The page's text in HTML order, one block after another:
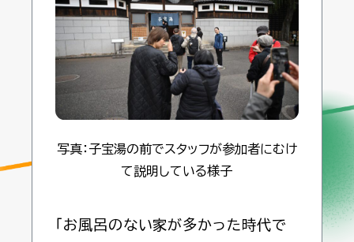
写真：子宝湯の前でスタッフが参加者にむけ
て説明している様子
「お風呂のない家が多かった時代で